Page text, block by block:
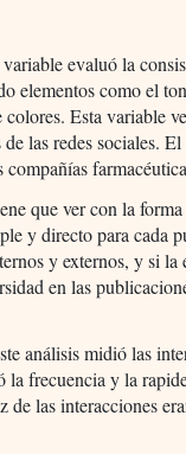
variable evaluó la
elementos como el
Esta variable
las redes sociales.
que ver con la
y directo para cada
y externos, y si
en las
análisis midió las
la frecuencia y la
de las interacciones